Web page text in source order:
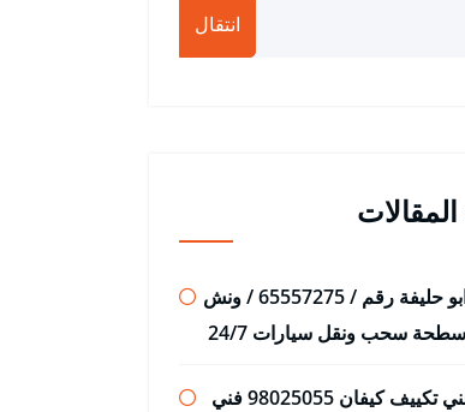
انتقال
ونش ابو حليفة رقم / 65557275 / ونش
سحب ونقل سيارات 24/7
رقم فني تكييف كيفان 98025055 فني